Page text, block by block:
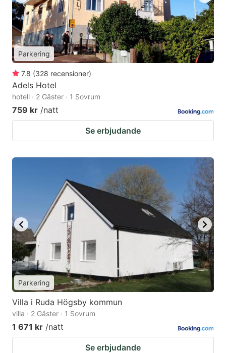
Parkering
7.8 (328 recensioner)
Adels Hotel
hotell · 2 Gäster · 1 Sovrum
759 kr /natt
Se erbjudande
Parkering
Villa i Ruda Högsby kommun
villa · 2 Gäster · 1 Sovrum
1 671 kr /natt
Se erbjudande